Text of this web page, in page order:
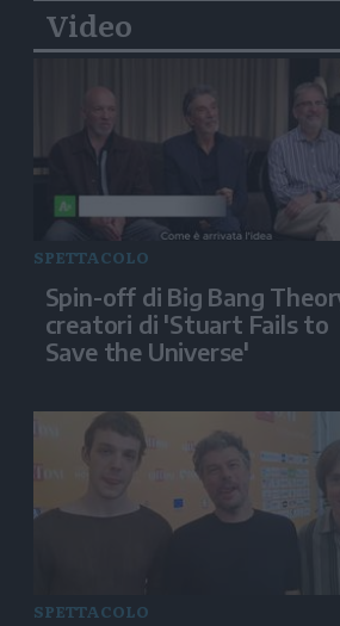
Video
SPETTACOLO
Spin-off di Big Bang
creatori di 'Stuart Fails to
Save the Universe'
SPETTACOLO